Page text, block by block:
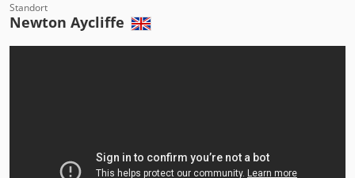
Standort
Newton Aycliffe